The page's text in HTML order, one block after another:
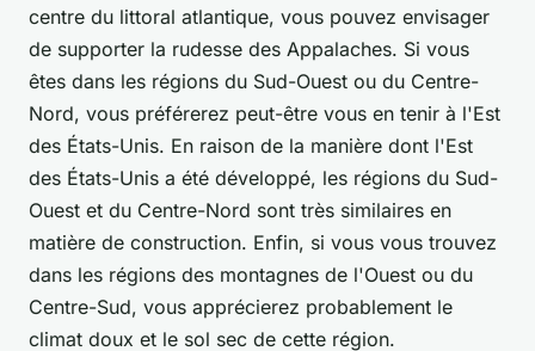
centre du littoral atlantique, vous pouvez envisager
de supporter la rudesse des Appalaches. Si vous
êtes dans les régions du Sud-Ouest ou du Centre-
Nord, vous préférerez peut-être vous en tenir à l'Est
des États-Unis. En raison de la manière dont l'Est
des États-Unis a été développé, les régions du Sud-
Ouest et du Centre-Nord sont très similaires en
matière de construction. Enfin, si vous vous trouvez
dans les régions des montagnes de l'Ouest ou du
Centre-Sud, vous apprécierez probablement le
climat doux et le sol sec de cette région.